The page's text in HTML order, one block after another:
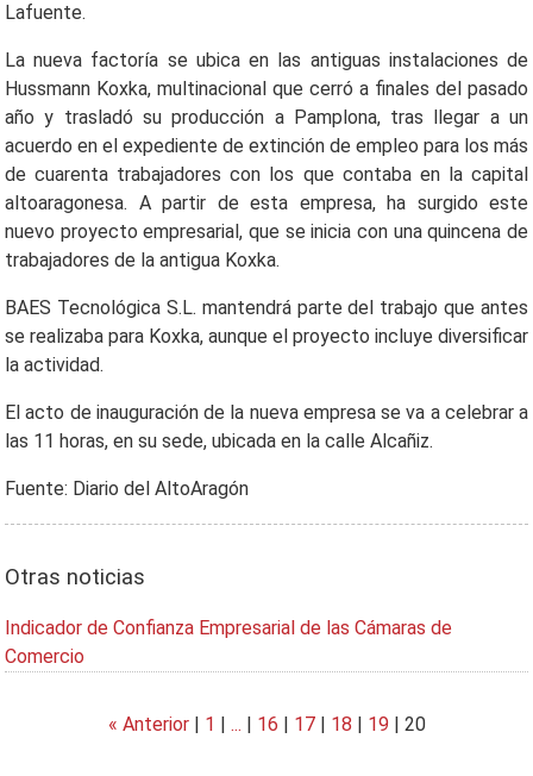
Lafuente.
La nueva factoría se ubica en las antiguas instalaciones de
Hussmann Koxka, multinacional que cerró a finales del pasado
año y trasladó su producción a Pamplona, tras llegar a un
acuerdo en el expediente de extinción de empleo para los más
de cuarenta trabajadores con los que contaba en la capital
altoaragonesa. A partir de esta empresa, ha surgido este
nuevo proyecto empresarial, que se inicia con una quincena de
trabajadores de la antigua Koxka.
BAES Tecnológica S.L. mantendrá parte del trabajo que antes
se realizaba para Koxka, aunque el proyecto incluye diversificar
la actividad.
El acto de inauguración de la nueva empresa se va a celebrar a
las 11 horas, en su sede, ubicada en la calle Alcañiz.
Fuente: Diario del AltoAragón
Otras noticias
Indicador de Confianza Empresarial de las Cámaras de
Comercio
« Anterior| 1 | ... | 16 | 17| 18 | 19 | 20